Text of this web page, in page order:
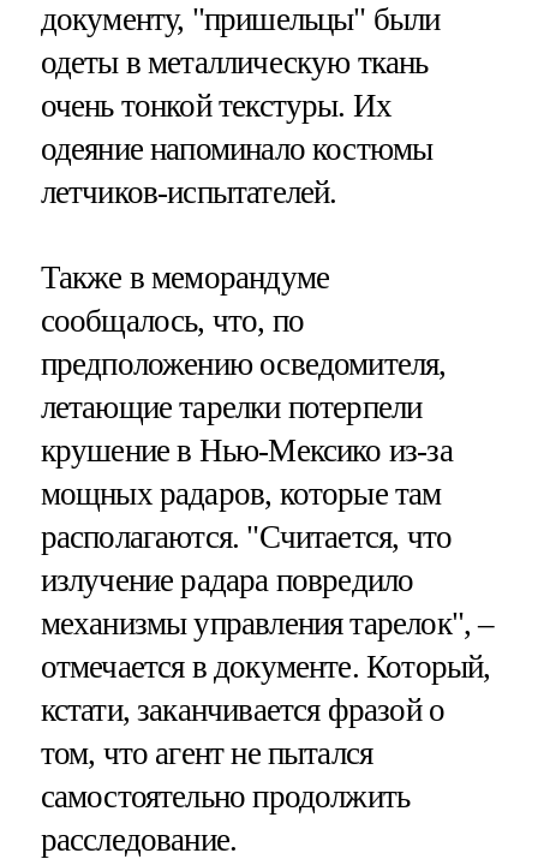
документу, "пришельцы" были
одеты в металлическую ткань
очень тонкой текстуры. Их
одеяние напоминало костюмы
летчиков-испытателей.
Также в меморандуме
сообщалось, что, по
предположению осведомителя,
летающие тарелки потерпели
крушение в Нью-Мексико из-за
мощных радаров, которые там
располагаются. "Считается, что
излучение радара повредило
механизмы управления тарелок", –
отмечается в документе. Который,
кстати, заканчивается фразой о
том, что агент не пытался
самостоятельно продолжить
расследование.